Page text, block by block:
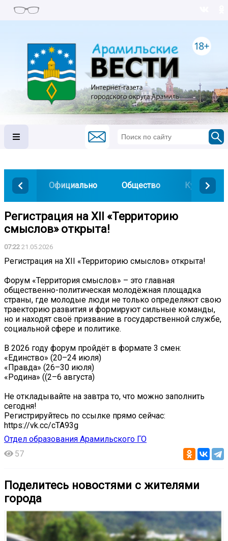
Официально Общество Культура
Регистрация на XII «Территорию
смыслов» открыта!
07:22 21.05.2026
Регистрация на XII «Территорию смыслов» открыта!
Форум «Территория смыслов» – это главная
общественно-политическая молодёжная площадка
страны, где молодые люди не только определяют свою
траекторию развития и формируют сильные команды,
но и находят своё призвание в государственной службе,
социальной сфере и политике.
В 2026 году форум пройдёт в формате 3 смен:
«Единство» (20–24 июля)
«Правда» (26–30 июля)
«Родина» ((2–6 августа)
Не откладывайте на завтра то, что можно заполнить
сегодня!
Регистрируйтесь по ссылке прямо сейчас:
https://vk.cc/cTA93g
Отдел образования Арамильского ГО
57
Поделитесь новостями с жителями
города